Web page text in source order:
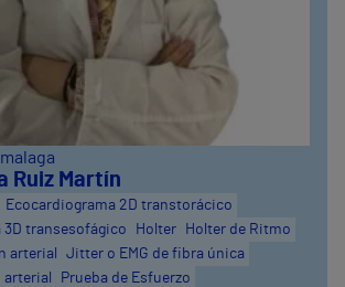
Ruiz Martín
Ecocardiograma 2D transtorácico
3D transesofágico
Holter
Holter de Ritmo
arterial
Jitter o EMG de fibra única
arterial
Prueba de Esfuerzo